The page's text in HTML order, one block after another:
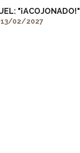
"¡ACOJONADO!"
02/2027